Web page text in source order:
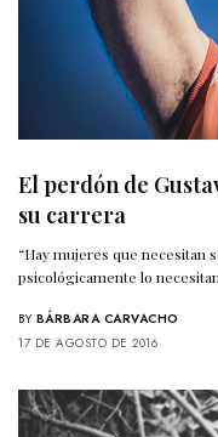
El perdón de
su carrera
“Hay mujeres que necesitan
psicológicamente lo
BY BÁRBARA CARVACHO
17 DE AGOSTO DE 2016